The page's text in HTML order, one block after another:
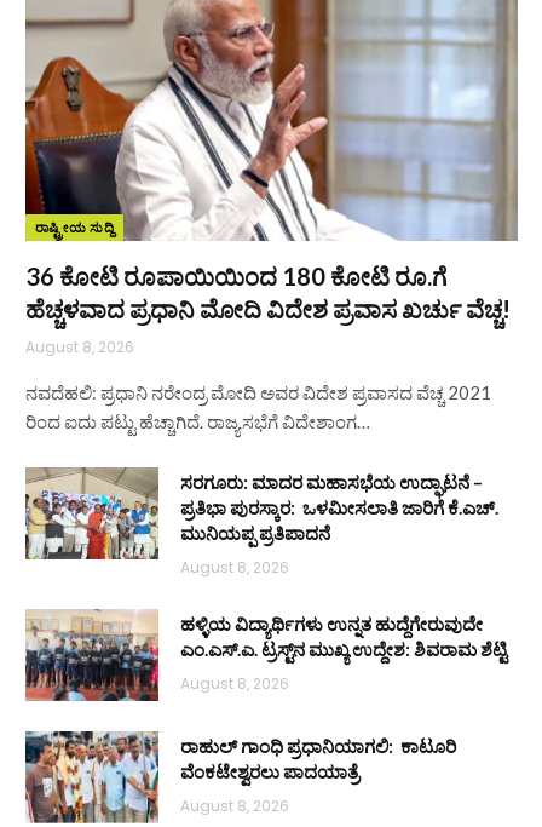
ರಾಷ್ಟ್ರೀಯ ಸುದ್ದಿ
36 ಕೋಟಿ ರೂಪಾಯಿಯಿಂದ 180 ಕೋಟಿ ರೂ.ಗೆ
ಹೆಚ್ಚಳವಾದ ಪ್ರಧಾನಿ ಮೋದಿ ವಿದೇಶ ಪ್ರವಾಸ ಖರ್ಚು ವೆಚ್ಚ!
August 8, 2026
ನವದೆಹಲಿ: ಪ್ರಧಾನಿ ನರೇಂದ್ರ ಮೋದಿ ಅವರ ವಿದೇಶ ಪ್ರವಾಸದ ವೆಚ್ಚ 2021
ರಿಂದ ಐದು ಪಟ್ಟು ಹೆಚ್ಚಾಗಿದೆ. ರಾಜ್ಯಸಭೆಗೆ ವಿದೇಶಾಂಗ…
ಸರಗೂರು: ಮಾದರ ಮಹಾಸಭೆಯ ಉದ್ಘಾಟನೆ –
ಪ್ರತಿಭಾ ಪುರಸ್ಕಾರ: ಒಳಮೀಸಲಾತಿ ಜಾರಿಗೆ ಕೆ.ಎಚ್.
ಮುನಿಯಪ್ಪ ಪ್ರತಿಪಾದನೆ
August 8, 2026
ಹಳ್ಳಿಯ ವಿದ್ಯಾರ್ಥಿಗಳು ಉನ್ನತ ಹುದ್ದೆಗೇರುವುದೇ
ಎಂ.ಎಸ್.ಎ. ಟ್ರಸ್ಟ್‌ನ ಮುಖ್ಯ ಉದ್ದೇಶ: ಶಿವರಾಮ ಶೆಟ್ಟಿ
August 8, 2026
ರಾಹುಲ್ ಗಾಂಧಿ ಪ್ರಧಾನಿಯಾಗಲಿ: ಕಾಟೂರಿ
ವೆಂಕಟೇಶ್ವರಲು ಪಾದಯಾತ್ರೆ
August 8, 2026